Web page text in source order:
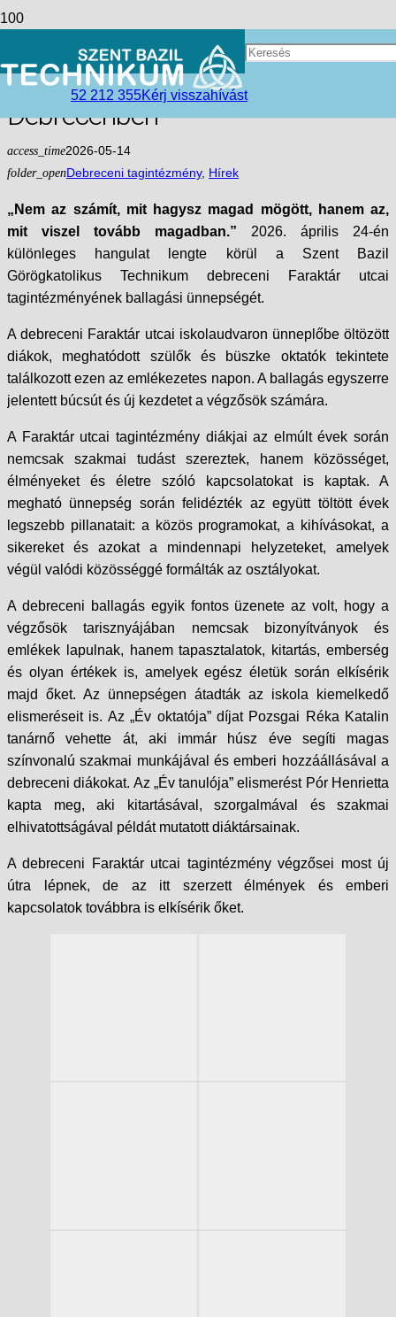
52 212 355Kérj visszahívást
Emlékekkel teli búcsú a Faraktár
utcában – különleges ballagás
Debrecenben
access_time2026-05-14
folder_openDebreceni tagintézmény, Hírek
„Nem az számít, mit hagysz magad mögött, hanem az,
mit viszel tovább magadban.” 2026. április 24-én
különleges hangulat lengte körül a Szent Bazil
Görögkatolikus Technikum debreceni Faraktár utcai
tagintézményének ballagási ünnepségét.
A debreceni Faraktár utcai iskolaudvaron ünneplőbe öltözött
diákok, meghatódott szülők és büszke oktatók tekintete
találkozott ezen az emlékezetes napon. A ballagás egyszerre
jelentett búcsút és új kezdetet a végzősök számára.
A Faraktár utcai tagintézmény diákjai az elmúlt évek során
nemcsak szakmai tudást szereztek, hanem közösséget,
élményeket és életre szóló kapcsolatokat is kaptak. A
megható ünnepség során felidézték az együtt töltött évek
legszebb pillanatait: a közös programokat, a kihívásokat, a
sikereket és azokat a mindennapi helyzeteket, amelyek
végül valódi közösséggé formálták az osztályokat.
A debreceni ballagás egyik fontos üzenete az volt, hogy a
végzősök tarisznyájában nemcsak bizonyítványok és
emlékek lapulnak, hanem tapasztalatok, kitartás, emberség
és olyan értékek is, amelyek egész életük során elkísérik
majd őket. Az ünnepségen átadták az iskola kiemelkedő
elismeréseit is. Az „Év oktatója” díjat Pozsgai Réka Katalin
tanárnő vehette át, aki immár húsz éve segíti magas
színvonalú szakmai munkájával és emberi hozzáállásával a
debreceni diákokat. Az „Év tanulója” elismerést Pór Henrietta
kapta meg, aki kitartásával, szorgalmával és szakmai
elhivatottságával példát mutatott diáktársainak.
A debreceni Faraktár utcai tagintézmény végzősei most új
útra lépnek, de az itt szerzett élmények és emberi
kapcsolatok továbbra is elkísérik őket.